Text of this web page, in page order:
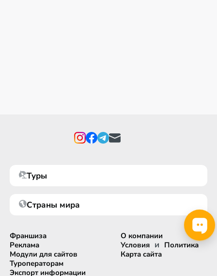
Туры
Страны мира
Франшиза
Реклама
Модули для сайтов
Туроператорам
Экспорт информации
О компании
Условия и Политика
Карта сайта